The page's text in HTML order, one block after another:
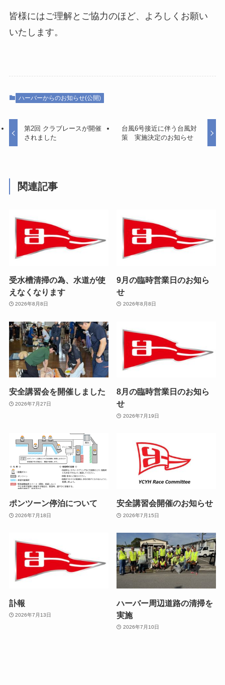
皆様にはご理解とご協力のほど、よろしくお願い
いたします。
ハーバーからのお知らせ(公開)
第2回 クラブレースが開催
されました
台風6号接近に伴う台風対
策 実施決定のお知らせ
関連記事
受水槽清掃の為、水道が使
えなくなります
2026年8月8日
9月の臨時営業日のお知ら
せ
2026年8月8日
安全講習会を開催しました
2026年7月27日
8月の臨時営業日のお知ら
せ
2026年7月19日
ポンツーン停泊について
2026年7月18日
安全講習会開催のお知らせ
2026年7月15日
訃報
2026年7月13日
ハーバー周辺道路の清掃を
実施
2026年7月10日